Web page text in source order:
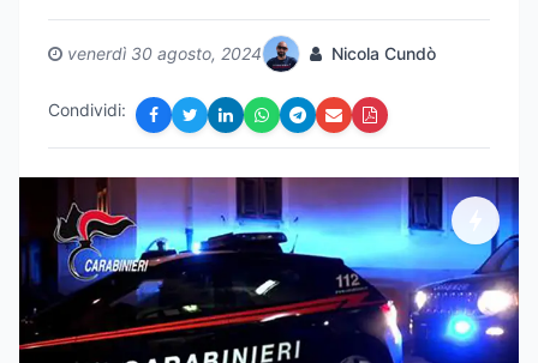
venerdì 30 agosto, 2024 Nicola Cundò
Condividi: